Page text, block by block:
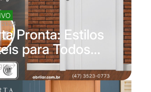
2024
Pronta: Estilos
para Todos…